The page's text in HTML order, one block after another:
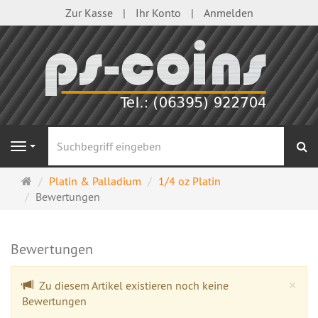
Zur Kasse Ihr Konto Anmelden
Navigation
Startseite
Platin & Palladium
1/4 oz Platin
Bewertungen
Bewertungen
×
Zu diesem Artikel existieren noch keine
Bewertungen